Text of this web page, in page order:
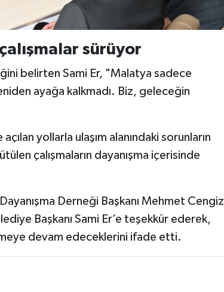
sürüyor
belirten Sami Er, "Malatya sadece
ayağa kalkmadı. Biz, geleceğin
yollarla ulaşım alanındaki sorunların
çalışmaların dayanışma içerisinde
Derneği Başkanı Mehmet Cengiz
Başkanı Sami Er’e teşekkür ederek,
devam edeceklerini ifade etti.